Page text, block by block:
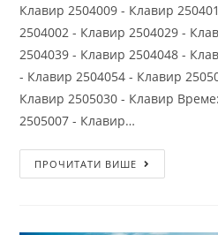
Клавир 2504009 - Клавир
2504002 - Клавир 2504029 -
2504039 - Клавир 2504048 -
- Клавир 2504054 - Клавир
Клавир 2505030 - Клавир
2505007 - Клавир…
ПРОЧИТАТИ ВИШЕ